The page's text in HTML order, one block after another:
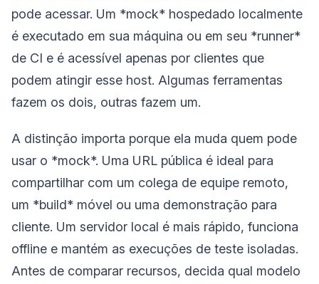
pode acessar. Um *mock* hospedado localmente
é executado em sua máquina ou em seu *runner*
de CI e é acessível apenas por clientes que
podem atingir esse host. Algumas ferramentas
fazem os dois, outras fazem um.
A distinção importa porque ela muda quem pode
usar o *mock*. Uma URL pública é ideal para
compartilhar com um colega de equipe remoto,
um *build* móvel ou uma demonstração para
cliente. Um servidor local é mais rápido, funciona
offline e mantém as execuções de teste isoladas.
Antes de comparar recursos, decida qual modelo